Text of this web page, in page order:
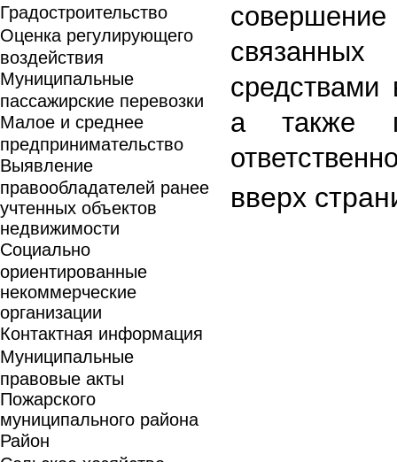
Градостроительство
Оценка регулирующего
воздействия
Муниципальные
пассажирские перевозки
Малое и среднее
предпринимательство
Выявление
правообладателей ранее
учтенных объектов
недвижимости
Социально
ориентированные
некоммерческие
организации
Контактная информация
Муниципальные
правовые акты
Пожарского
муниципального района
Район
средствами
а также
вверх